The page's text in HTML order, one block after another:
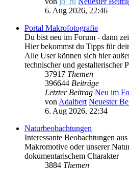
6. Aug 2026, 22:46
Portal Makrofotografie
Du bist neu im Forum - dann
Hier bekommst du Tipps für
Alle User können sich hier
technischer und gestalterischer
37917 Themen
396644 Beiträge
Letzter Beitrag Neu im
vonAdalbert Neuester
6. Aug 2026, 22:34
Naturbeobachtungen
Interessante Beobachtungen
Makromotive oder unserer
dokumentarischem Charakter
3884 Themen